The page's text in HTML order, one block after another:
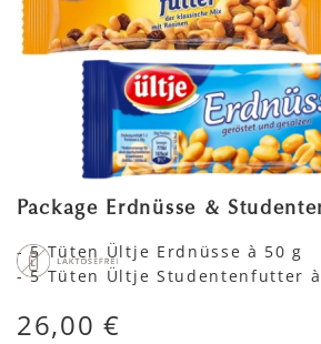
Package Erdnüsse &
- 5 Tüten Ültje Erdnüsse à 50 g
- 5 Tüten Ültje Studentenfutter
26,00 €